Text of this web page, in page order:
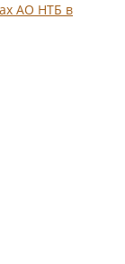
АО НТБ в